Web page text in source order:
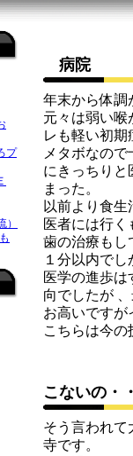
プ
病院
年末から体調
元々は弱い喉
レも軽い初期
メタボなの
にきっちりと
まった。
以前より食
医者には行く
歯の治療もし
１分以内で
医学の進歩
向でしたが
お高いですが
こちらは今
こないの・
そう言われて
寺です。